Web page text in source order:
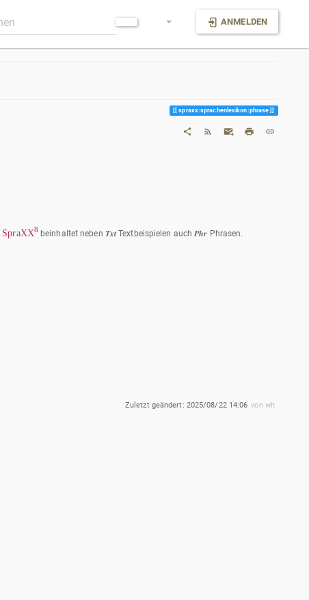
ANMELDEN
spraxx:sprachenlexikon:phrase
SpraXX8 beinhaltet neben 𝑻𝒙𝒕 Textbeispielen auch 𝑷𝒉𝒓 Phrasen.
Zuletzt geändert: 2025/08/22 14:06 von wh